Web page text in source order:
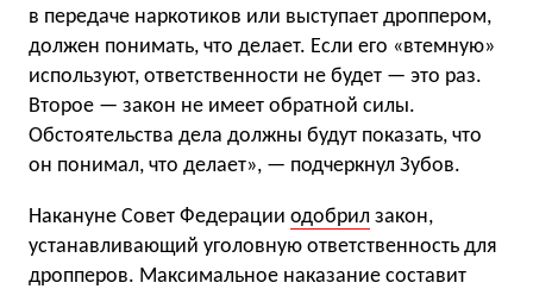
в передаче наркотиков или выступает дроппером,
должен понимать, что делает. Если его «втемную»
используют, ответственности не будет — это раз.
Второе — закон не имеет обратной силы.
Обстоятельства дела должны будут показать, что
он понимал, что делает», — подчеркнул Зубов.
Накануне Совет Федерации одобрил закон,
устанавливающий уголовную ответственность для
дропперов. Максимальное наказание составит